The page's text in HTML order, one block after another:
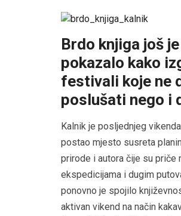
Brdo knjiga još
pokazalo kako
festivali koje ne
poslušati nego i
Kalnik je posljednjeg
postao mjesto susreta
prirode i autora čije su priče
ekspedicijama i dugim
ponovno je spojilo
aktivan vikend na način